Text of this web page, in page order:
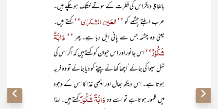
بالفاظِ دیگر اس کی فطرت کے سوتے خشک ہو چکے ہیں۔
عرب ابلتے چشمے کو’’العَین الشکرٰی‘‘کہتے ہیں۔
یعنی وہ چشمہ جس سے پانی ابل رہا ہے۔ پھر’’ دَابَّۃٌ
شَکُوْرٌ‘‘اس جانور اور اس حیوان کو کہتے ہیں کہ اگر اس کی
ٹہل سیوا کی جائے‘ اچھا کھانے پینے کو دیا جائے تو وہ فربہ
ہوتا ہے۔ اس دیکھ بھال اور اچھی غذا کا اس کے وجود
میں ظہور ہوتا ہے تو اسے وہدَابَّۃٌ شَکُوْرٌکہتے ہیں۔ لہذا